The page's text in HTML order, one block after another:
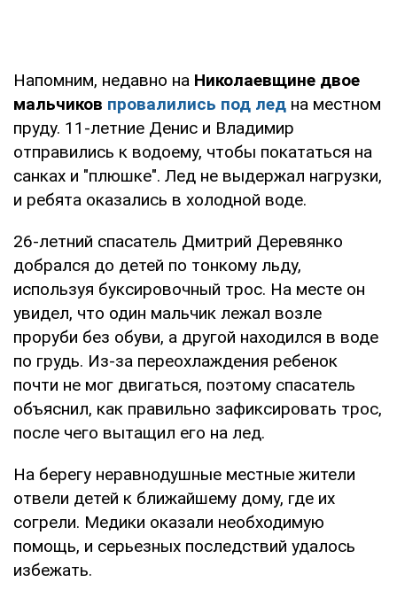
Напомним, недавно на Николаевщине двое
мальчиков провалились под лед на местном
пруду. 11-летние Денис и Владимир
отправились к водоему, чтобы покататься на
санках и "плюшке". Лед не выдержал нагрузки,
и ребята оказались в холодной воде.
26-летний спасатель Дмитрий Деревянко
добрался до детей по тонкому льду,
используя буксировочный трос. На месте он
увидел, что один мальчик лежал возле
проруби без обуви, а другой находился в воде
по грудь. Из-за переохлаждения ребенок
почти не мог двигаться, поэтому спасатель
объяснил, как правильно зафиксировать трос,
после чего вытащил его на лед.
На берегу неравнодушные местные жители
отвели детей к ближайшему дому, где их
согрели. Медики оказали необходимую
помощь, и серьезных последствий удалось
избежать.